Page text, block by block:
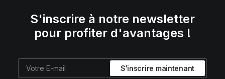
S'inscrire à notre newsletter
pour profiter d'avantages !